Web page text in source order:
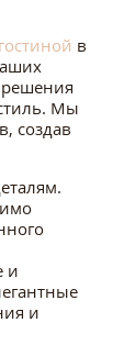
в
решения
Мы
создав
и
и